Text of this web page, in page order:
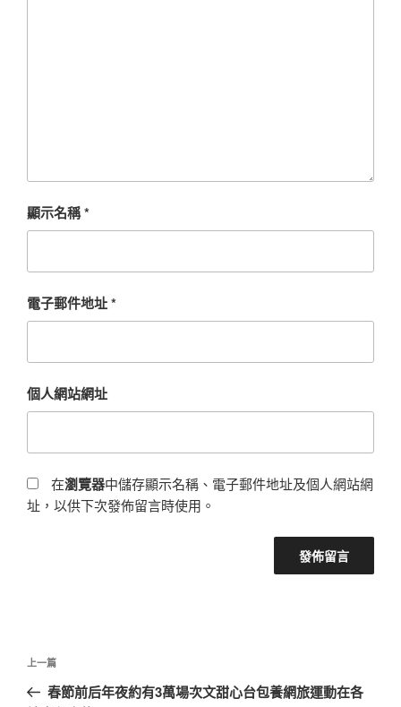
顯示名稱*
電子郵件地址*
個人網站網址
在瀏覽器中儲存顯示名稱、電子郵件地址及個人網站網
址，以供下次發佈留言時使用。
文
上
一
上一篇
春節前后年夜約有3萬場次文甜心台包養網旅運動在各